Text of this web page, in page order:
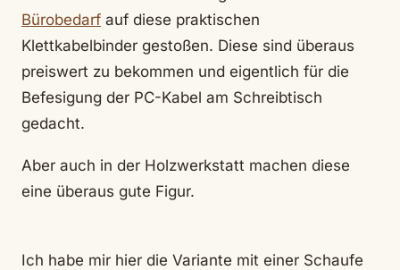
Bürobedarf auf diese praktischen
Klettkabelbinder gestoßen. Diese sind überaus
preiswert zu bekommen und eigentlich für die
Befesigung der PC-Kabel am Schreibtisch
gedacht.
Aber auch in der Holzwerkstatt machen diese
eine überaus gute Figur.
Ich habe mir hier die Variante mit einer Schaufe